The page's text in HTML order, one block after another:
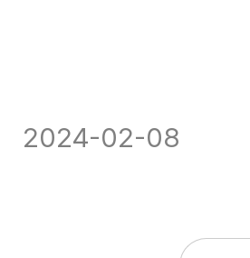
2024-02-08